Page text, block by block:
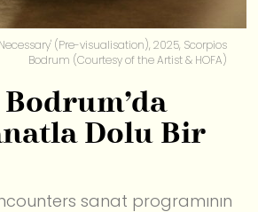
(Pre-visualisation), 2025, Scorpios
Bodrum (Courtesy of the Artist & HOFA)
Dolu Bir
sanat programının